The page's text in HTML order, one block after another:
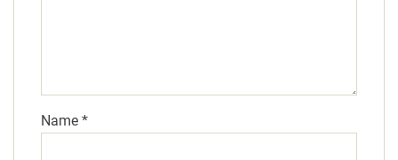
Name *